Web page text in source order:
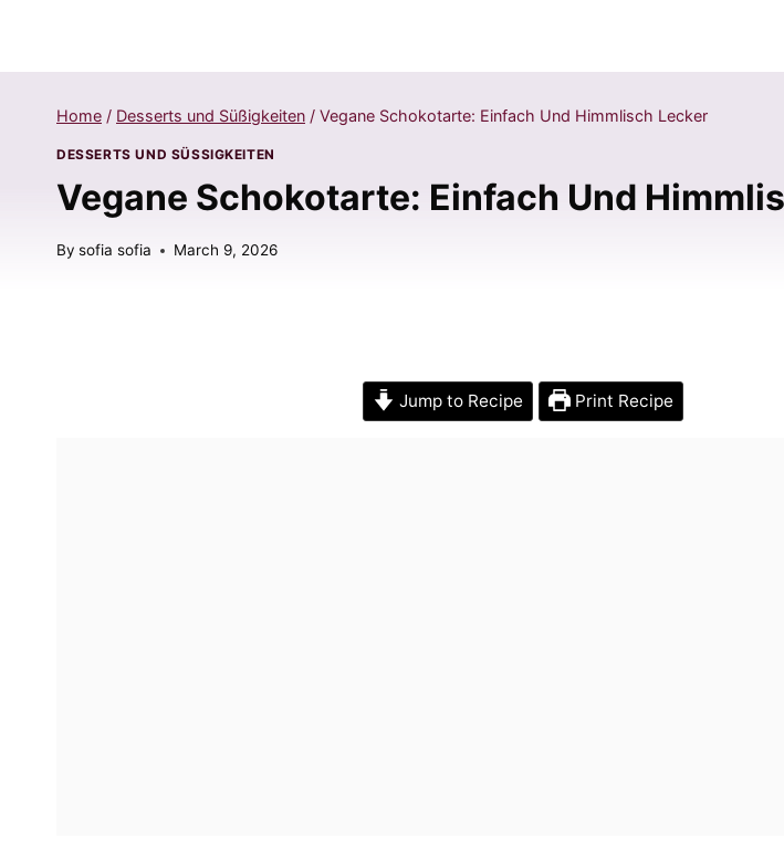
Home / Desserts und Süßigkeiten / Vegane Schokotarte: Einfach Und Himmlisch Lecker
DESSERTS UND SÜSSIGKEITEN
Vegane Schokotarte: Einfach Und
By sofia sofia March 9, 2026
Jump to Recipe Print Recipe